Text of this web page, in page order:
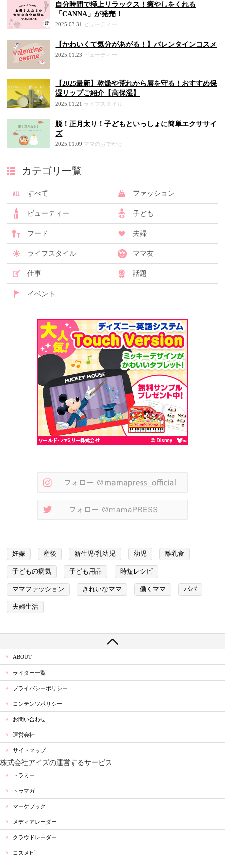
自分時間で極上リラックス！癒やしをくれる
「CANNA」が発売！
2025.03.31 ビューティー
【かわいくて気分があがる！】バレンタインコスメ
2025.01.23 ビューティー
【2025最新】乾燥や荒れから唇を守る！おすすめ保
湿リップご紹介【高保湿】
2025.01.21 ライフスタイル
脱！正月太り！子どもといっしょに簡単エクササイ
ズ
2025.01.09 ママのおでかけ
カテゴリ一覧
すべて ファッション
ビューティー 子ども
フード 夫婦
ライフスタイル ママ友
仕事 話題
イベント
妊娠 産後 新生児/乳幼児 幼児 離乳食
子どもの病気 子ども用品 時短レシピ
ママファッション きれいなママ 働くママ パパ
夫婦生活
ABOUT
ライター一覧
プライバシーポリシー
コンテンツポリシー
お問い合わせ
運営会社
サイトマップ
株式会社アイズの運営するサービス
トラミー
トラマガ
マーケブック
メディアレーダー
クラウドレーダー
コスメビ